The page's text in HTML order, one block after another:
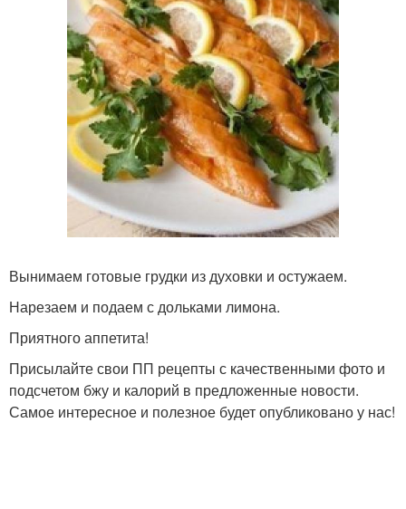
Вынимаем готовые грудки из духовки и остужаем.
Нарезаем и подаем с дольками лимона.
Приятного аппетита!
Присылайте свои ПП рецепты с качественными фото и
подсчетом бжу и калорий в предложенные новости.
Самое интересное и полезное будет опубликовано у нас!